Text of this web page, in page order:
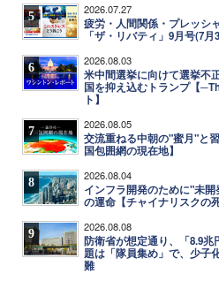
5 2026.07.27
疲労・人間関係・プレッ
「ザ・リバティ」9月号(7月
6 2026.08.03
米中間選挙に向けて選挙不
国を抑え込むトランプ【
ト】
7 2026.08.05
交流重ねる中朝の"蜜月"と
国包囲網の現在地】
8 2026.08.04
インフラ開発のために"未
の運命【チャイナリスクの死
9 2026.08.08
防衛省が想定通り、「8.9
題は「隊員集め」で、少子
難